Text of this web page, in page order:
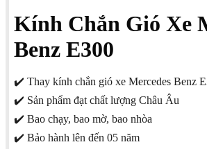
Kính Chắn Gió Xe
Benz E300
✔️ Thay kính chắn gió xe Mercedes Benz
✔️ Sản phẩm đạt chất lượng Châu Âu
✔️ Bao chạy, bao mờ, bao nhòa
✔️ Bảo hành lên đến 05 năm